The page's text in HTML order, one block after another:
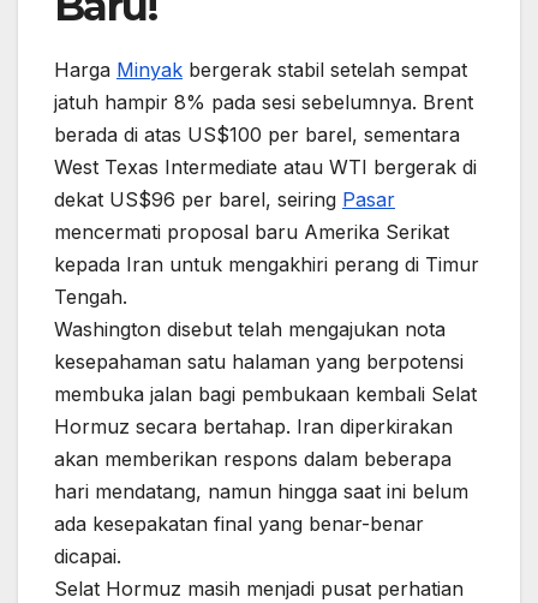
Harga Minyak bergerak stabil setelah sempat
jatuh hampir 8% pada sesi sebelumnya. Brent
berada di atas US$100 per barel, sementara
West Texas Intermediate atau WTI bergerak di
dekat US$96 per barel, seiring Pasar
mencermati proposal baru Amerika Serikat
kepada Iran untuk mengakhiri perang di Timur
Tengah.
Washington disebut telah mengajukan nota
kesepahaman satu halaman yang berpotensi
membuka jalan bagi pembukaan kembali Selat
Hormuz secara bertahap. Iran diperkirakan
akan memberikan respons dalam beberapa
hari mendatang, namun hingga saat ini belum
ada kesepakatan final yang benar-benar
dicapai.
Selat Hormuz masih menjadi pusat perhatian